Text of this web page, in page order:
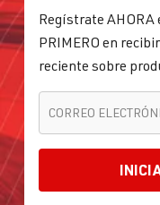
Regístrate
PRIMERO en
reciente sobre
CORREO